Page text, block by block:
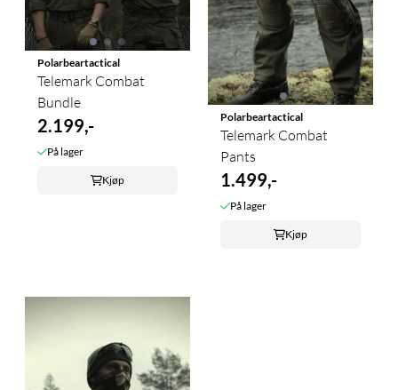
Polarbeartactical
Telemark Combat
Bundle
2.199,-
På lager
Kjøp
Polarbeartactical
Telemark Combat
Pants
1.499,-
På lager
Kjøp